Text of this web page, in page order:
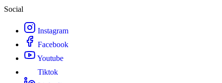
Social
Instagram
Facebook
Youtube
Tiktok